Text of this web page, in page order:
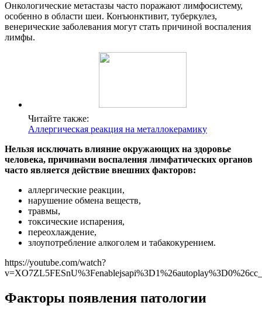
Онкологические метастазы часто поражают лимфосистему,
особенно в области шеи. Конъюнктивит, туберкулез,
венерические заболевания могут стать причиной воспаления
лимфы.
Читайте также:
Аллергическая реакция на металлокерамику
Нельзя исключать влияние окружающих на здоровье
человека, причинами воспаления лимфатических органов
часто является действие внешних факторов:
аллергические реакции,
нарушение обмена веществ,
травмы,
токсические испарения,
переохлаждение,
злоупотребление алкоголем и табакокурением.
https://youtube.com/watch?
Факторы появления патологии